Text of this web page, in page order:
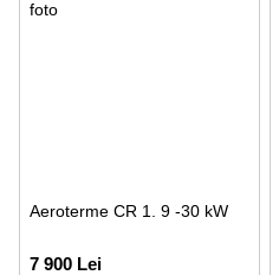
Aeroterme CR 1. 9 -30 kW
7 900 Lei